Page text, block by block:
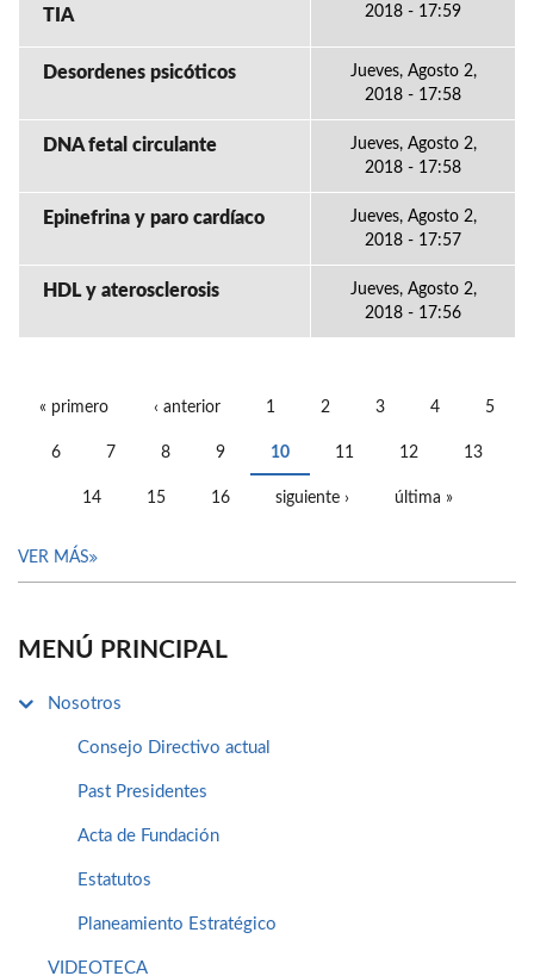
TIA
2018 - 17:59
Desordenes psicóticos
Jueves, Agosto 2,
2018 - 17:58
DNA fetal circulante
Jueves, Agosto 2,
2018 - 17:58
Epinefrina y paro cardíaco
Jueves, Agosto 2,
2018 - 17:57
HDL y aterosclerosis
Jueves, Agosto 2,
2018 - 17:56
« primero ‹ anterior 1 2 3 4 5
6 7 8 9 10 11 12 13
14 15 16 siguiente › última »
VER MÁS
MENÚ PRINCIPAL
Nosotros
Consejo Directivo actual
Past Presidentes
Acta de Fundación
Estatutos
Planeamiento Estratégico
VIDEOTECA